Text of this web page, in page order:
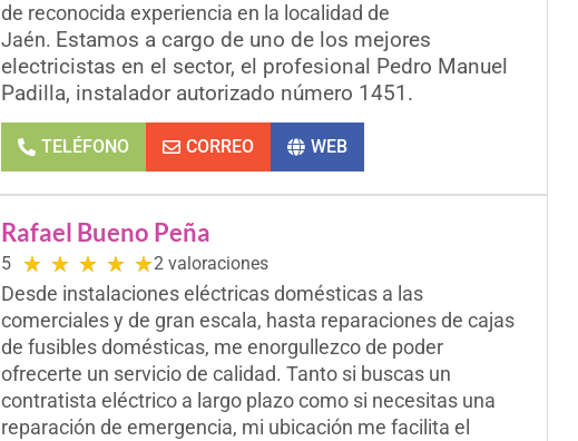
de reconocida experiencia en la localidad de
Jaén. Estamos a cargo de uno de los mejores
electricistas en el sector, el profesional Pedro Manuel
Padilla, instalador autorizado número 1451.
TELÉFONO CORREO WEB
Rafael Bueno Peña
5 ★ ★ ★ ★ ★2 valoraciones
Desde instalaciones eléctricas domésticas a las
comerciales y de gran escala, hasta reparaciones de cajas
de fusibles domésticas, me enorgullezco de poder
ofrecerte un servicio de calidad. Tanto si buscas un
contratista eléctrico a largo plazo como si necesitas una
reparación de emergencia, mi ubicación me facilita el